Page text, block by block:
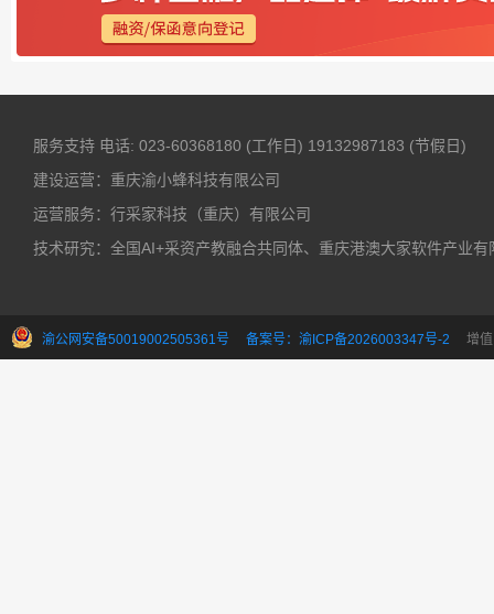
服务支持 电话: 023-60368180 (工作日) 19132987183 (节假日)
建设运营：重庆渝小蜂科技有限公司
运营服务：行采家科技（重庆）有限公司
技术研究：全国AI+采资产教融合共同体、重庆港澳大家软件产业有
渝公网安备50019002505361号 备案号：渝ICP备2026003347号-2 增